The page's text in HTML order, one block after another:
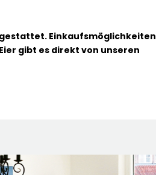
Einkaufsmöglichkeiten
gibt es direkt von unseren